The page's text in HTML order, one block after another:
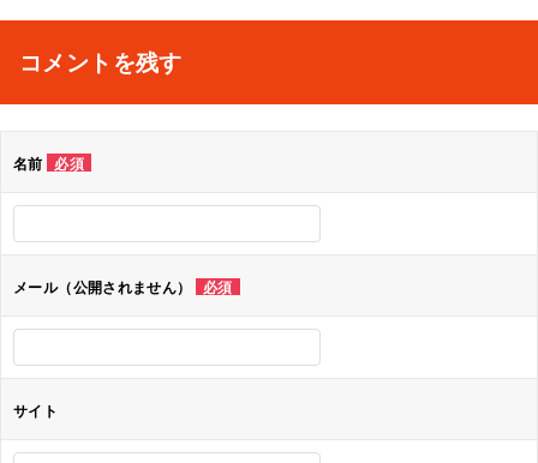
ビ
シ
ョ
ン
コメントを残す
名前 必須
メール（公開されません） 必須
サイト